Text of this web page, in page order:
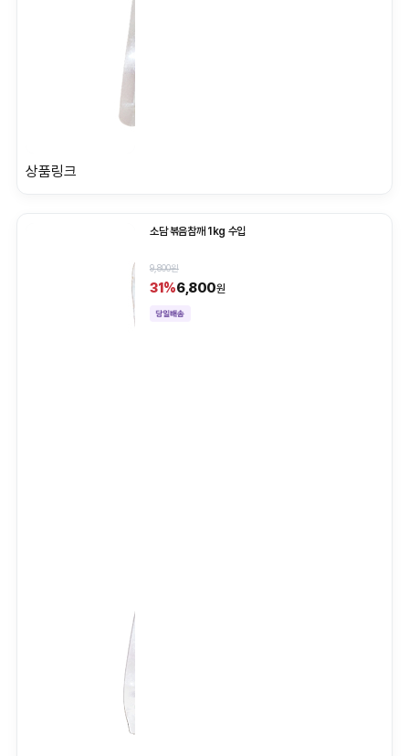
상품링크
소담 볶음참깨 1kg 수입
9,800원
31%6,800원